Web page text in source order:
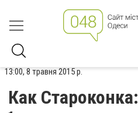
13:00, 8 травня 2015 р.
Как